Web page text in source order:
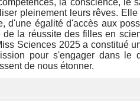
la conscience, le
pleinement leurs rêves.
d'une égalité d'accès aux
la réussite des filles en
Sciences 2025 a constitué
pour s'engager dans le
de nous étonner.